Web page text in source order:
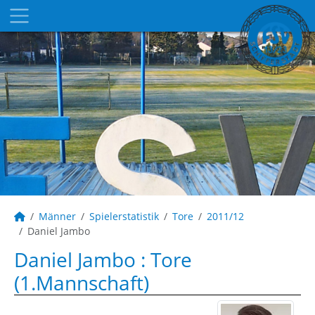
Männer Spielerstatistik Tore
2011/12
Daniel Jambo
Daniel Jambo : Tore
(1.Mannschaft)